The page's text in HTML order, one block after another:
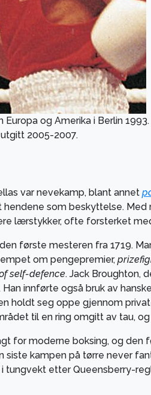
og Amerika i Berlin
2005-2007.
var nevekamp, blant annet
som beskyttelse.
lærstykker, ofte forsterket
første mesteren fra 1719.
om pengepremier,
self-defence. Jack Broughton,
innførte også bruk av
holdt seg oppe gjennom
til en ring omgitt av tau,
for moderne boksing, og
kampen på tørre never
etter Queensberry-